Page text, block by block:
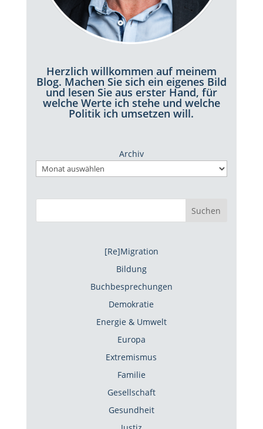
Herzlich willkommen auf meinem
Blog. Machen Sie sich ein eigenes Bild
und lesen Sie aus erster Hand, für
welche Werte ich stehe und welche
Politik ich umsetzen will.
Archiv
Suchen
[Re]Migration
Bildung
Buchbesprechungen
Demokratie
Energie & Umwelt
Europa
Extremismus
Familie
Gesellschaft
Gesundheit